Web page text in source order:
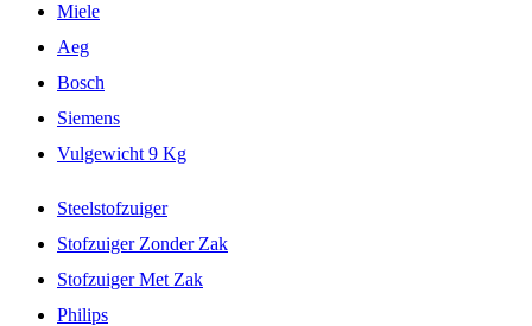
Miele
Aeg
Bosch
Siemens
Vulgewicht 9 Kg
Steelstofzuiger
Stofzuiger Zonder Zak
Stofzuiger Met Zak
Philips